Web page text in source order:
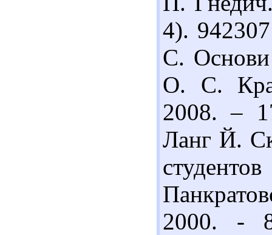
4).
С. Основи
О. С.
2008. –
Ланг Й.
2000. -